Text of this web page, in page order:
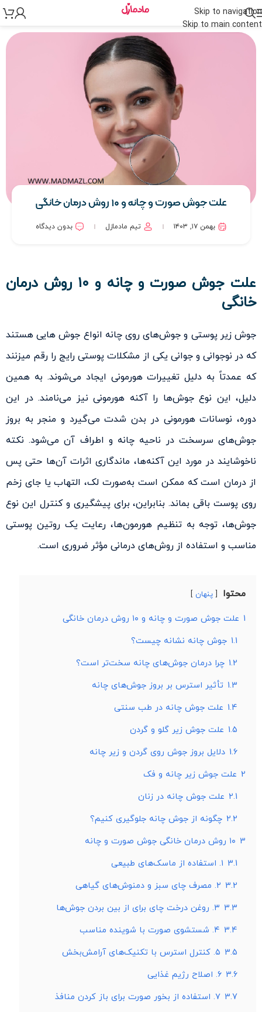
Skip to navigation
Skip to main content
علت جوش صورت و چانه و ۱۰ روش درمان خانگی
بهمن ۱۷, ۱۴۰۳ تیم مادمازل بدون دیدگاه
علت جوش صورت و چانه و ۱۰ روش درمان
خانگی
جوش زیر پوستی و جوش‌های روی چانه انواع جوش هایی هستند
که در نوجوانی و جوانی یکی از مشکلات پوستی رایج را رقم میزنند
که عمدتاً به دلیل تغییرات هورمونی ایجاد می‌شوند. به همین
دلیل، این نوع جوش‌ها را آکنه هورمونی نیز می‌نامند. در این
دوره، نوسانات هورمونی در بدن شدت می‌گیرد و منجر به بروز
جوش‌های سرسخت در ناحیه چانه و اطراف آن می‌شود. نکته
ناخوشایند در مورد این آکنه‌ها، ماندگاری اثرات آن‌ها حتی پس
از درمان است که ممکن است به‌صورت لک، التهاب یا جای زخم
روی پوست باقی بماند. بنابراین، برای پیشگیری و کنترل این نوع
جوش‌ها، توجه به تنظیم هورمون‌ها، رعایت یک روتین پوستی
مناسب و استفاده از روش‌های درمانی مؤثر ضروری است.
محتوا پنهان
1 علت جوش صورت و چانه و ۱۰ روش درمان خانگی
1.1 جوش چانه نشانه چیست؟
1.2 چرا درمان جوش‌های چانه سخت‌تر است؟
1.3 تأثیر استرس بر بروز جوش‌های چانه
1.4 علت جوش چانه در طب سنتی
1.5 علت جوش زیر گلو و گردن
1.6 دلایل بروز جوش روی گردن و زیر چانه
2 علت جوش زیر چانه و فک
2.1 علت جوش چانه در زنان
2.2 چگونه از جوش چانه جلوگیری کنیم؟
3 ۱۰ روش درمان خانگی جوش صورت و چانه
3.1 ۱. استفاده از ماسک‌های طبیعی
3.2 ۲. مصرف چای سبز و دمنوش‌های گیاهی
3.3 ۳. روغن درخت چای برای از بین بردن جوش‌ها
3.4 ۴. شستشوی صورت با شوینده مناسب
3.5 ۵. کنترل استرس با تکنیک‌های آرامش‌بخش
3.6 ۶. اصلاح رژیم غذایی
3.7 ۷. استفاده از بخور صورت برای باز کردن منافذ